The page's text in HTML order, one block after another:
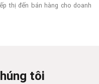
thị đến bán hàng cho doanh
tôi